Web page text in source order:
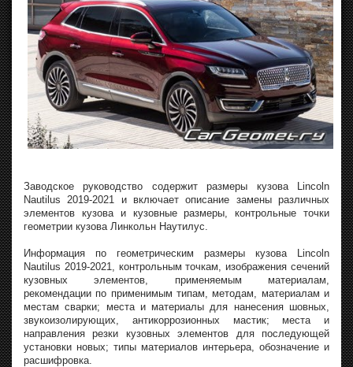
Заводское руководство содержит размеры кузова Lincoln
Nautilus 2019-2021 и включает описание замены различных
элементов кузова и кузовные размеры, контрольные точки
геометрии кузова Линкольн Наутилус.
Информация по геометрическим размеры кузова Lincoln
Nautilus 2019-2021, контрольным точкам, изображения сечений
кузовных элементов, применяемым материалам,
рекомендации по применимым типам, методам, материалам и
местам сварки; места и материалы для нанесения шовных,
звукоизолирующих, антикоррозионных мастик; места и
направления резки кузовных элементов для последующей
установки новых; типы материалов интерьера, обозначение и
расшифровка.